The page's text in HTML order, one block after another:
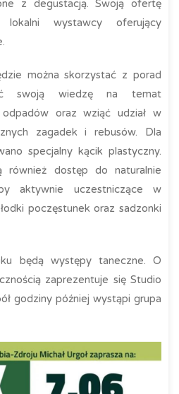
z degustacją. Swoją ofertę
lokalni wystawcy oferujący
można skorzystać z porad
swoją wiedzę na temat
odpadów oraz wziąć udział w
zagadek i rebusów. Dla
specjalny kącik plastyczny.
również dostęp do naturalnie
aktywnie uczestniczące w
poczęstunek oraz sadzonki
będą występy taneczne. O
zaprezentuje się Studio
godziny później wystąpi grupa